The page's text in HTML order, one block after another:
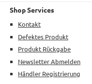
Shop Services
Kontakt
Defektes Produkt
Produkt Rückgabe
Newsletter Abmelden
Händler Registrierung